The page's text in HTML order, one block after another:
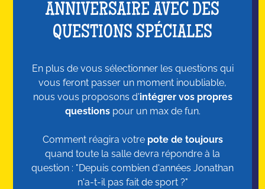
ANNIVERSAIRE AVEC DES
QUESTIONS SPÉCIALES
En plus de vous sélectionner les questions qui
vous feront passer un moment inoubliable,
nous vous proposons d'intégrer vos propres
questions pour un max de fun.
Comment réagira votre pote de toujours
quand toute la salle devra répondre à la
question : "Depuis combien d'années Jonathan
n'a-t-il pas fait de sport ?"